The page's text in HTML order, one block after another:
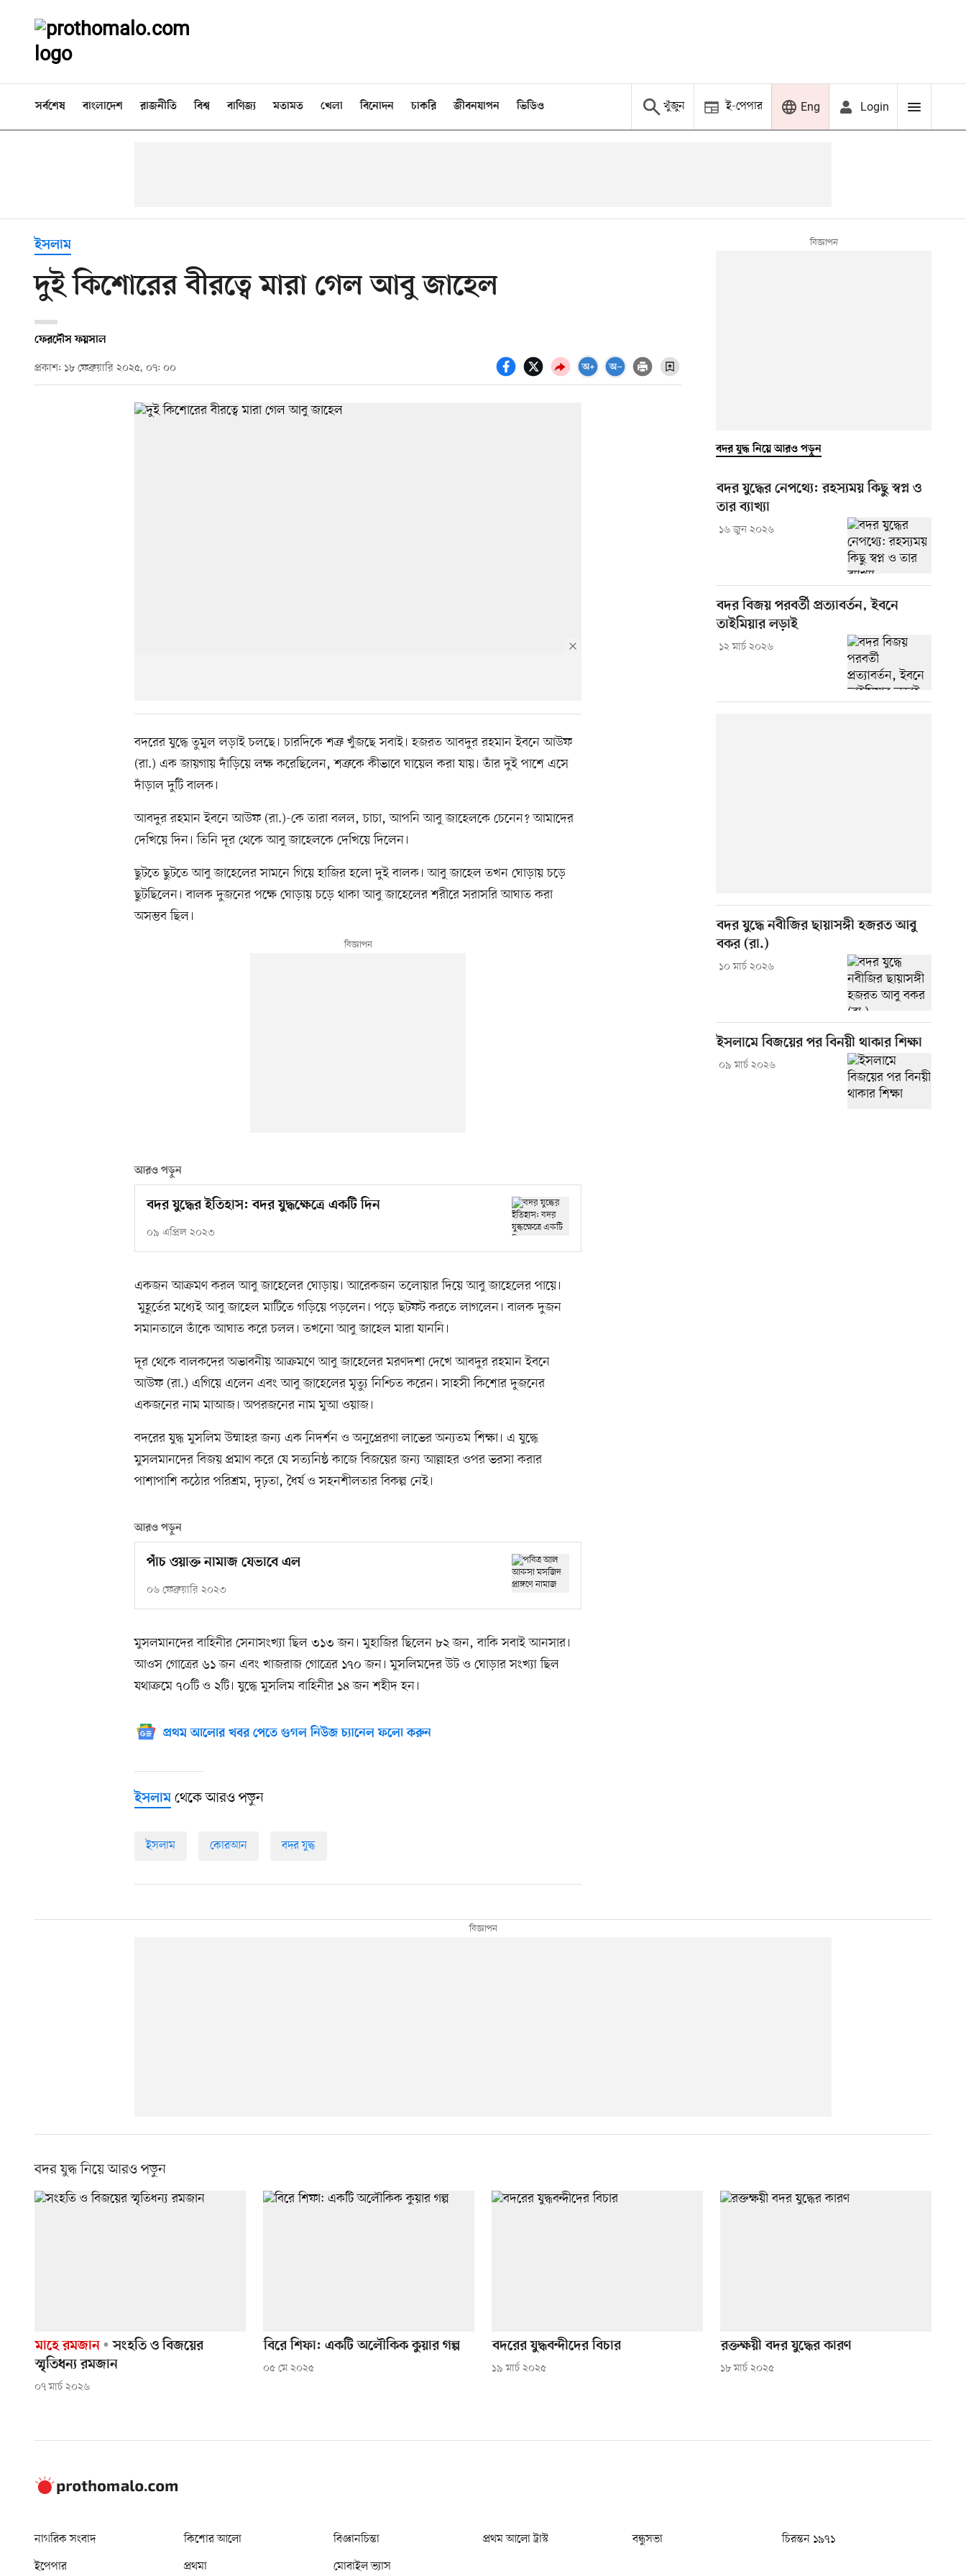
সর্বশেষ বাংলাদেশ রাজনীতি বিশ্ব বাণিজ্য মতামত খেলা বিনোদন চাকরি জীবনযাপন ভিডিও খুঁজুন ই-পেপার Eng Login
ইসলাম
দুই কিশোরের বীরত্বে মারা গেল আবু জাহেল
ফেরদৌস ফয়সাল
প্রকাশ: ১৮ ফেব্রুয়ারি ২০২৫, ০৭: ০০
বদরের যুদ্ধে তুমুল লড়াই চলছে। চারদিকে শত্রু খুঁজছে সবাই। হজরত আবদুর রহমান ইবনে আউফ
(রা.) এক জায়গায় দাঁড়িয়ে লক্ষ করেছিলেন, শত্রুকে কীভাবে ঘায়েল করা যায়। তাঁর দুই পাশে এসে
দাঁড়াল দুটি বালক।
আবদুর রহমান ইবনে আউফ (রা.)-কে তারা বলল, চাচা, আপনি আবু জাহেলকে চেনেন? আমাদের
দেখিয়ে দিন। তিনি দূর থেকে আবু জাহেলকে দেখিয়ে দিলেন।
ছুটতে ছুটতে আবু জাহেলের সামনে গিয়ে হাজির হলো দুই বালক। আবু জাহেল তখন ঘোড়ায় চড়ে
ছুটছিলেন। বালক দুজনের পক্ষে ঘোড়ায় চড়ে থাকা আবু জাহেলের শরীরে সরাসরি আঘাত করা
অসম্ভব ছিল।
আরও পড়ুন
বদর যুদ্ধের ইতিহাস: বদর যুদ্ধক্ষেত্রে একটি দিন
০৯ এপ্রিল ২০২৩
একজন আক্রমণ করল আবু জাহেলের ঘোড়ায়। আরেকজন তলোয়ার দিয়ে আবু জাহেলের পায়ে।
মুহূর্তের মধ্যেই আবু জাহেল মাটিতে গড়িয়ে পড়লেন। পড়ে ছটফট করতে লাগলেন। বালক দুজন
সমানতালে তাঁকে আঘাত করে চলল। তখনো আবু জাহেল মারা যাননি।
দূর থেকে বালকদের অভাবনীয় আক্রমণে আবু জাহেলের মরণদশা দেখে আবদুর রহমান ইবনে
আউফ (রা.) এগিয়ে এলেন এবং আবু জাহেলের মৃত্যু নিশ্চিত করেন। সাহসী কিশোর দুজনের
একজনের নাম মাআজ। অপরজনের নাম মুআ ওয়াজ।
বদরের যুদ্ধ মুসলিম উম্মাহর জন্য এক নিদর্শন ও অনুপ্রেরণা লাভের অন্যতম শিক্ষা। এ যুদ্ধে
মুসলমানদের বিজয় প্রমাণ করে যে সত্যনিষ্ঠ কাজে বিজয়ের জন্য আল্লাহর ওপর ভরসা করার
পাশাপাশি কঠোর পরিশ্রম, দৃঢ়তা, ধৈর্য ও সহনশীলতার বিকল্প নেই।
আরও পড়ুন
পাঁচ ওয়াক্ত নামাজ যেভাবে এল
০৬ ফেব্রুয়ারি ২০২৩
মুসলমানদের বাহিনীর সেনাসংখ্যা ছিল ৩১৩ জন। মুহাজির ছিলেন ৮২ জন, বাকি সবাই আনসার।
আওস গোত্রের ৬১ জন এবং খাজরাজ গোত্রের ১৭০ জন। মুসলিমদের উট ও ঘোড়ার সংখ্যা ছিল
যথাক্রমে ৭০টি ও ২টি। যুদ্ধে মুসলিম বাহিনীর ১৪ জন শহীদ হন।
প্রথম আলোর খবর পেতে গুগল নিউজ চ্যানেল ফলো করুন
ইসলাম থেকে আরও পড়ুন
ইসলাম কোরআন বদর যুদ্ধ
বদর যুদ্ধ নিয়ে আরও পড়ুন
বদর যুদ্ধের নেপথ্যে: রহস্যময় কিছু স্বপ্ন ও
তার ব্যাখ্যা
১৬ জুন ২০২৬
বদর বিজয় পরবর্তী প্রত্যাবর্তন, ইবনে
তাইমিয়ার লড়াই
১২ মার্চ ২০২৬
বদর যুদ্ধে নবীজির ছায়াসঙ্গী হজরত আবু
বকর (রা.)
১০ মার্চ ২০২৬
ইসলামে বিজয়ের পর বিনয়ী থাকার শিক্ষা
০৯ মার্চ ২০২৬
বদর যুদ্ধ নিয়ে আরও পড়ুন
মাহে রমজান
সংহতি ও বিজয়ের
স্মৃতিধন্য রমজান
০৭ মার্চ ২০২৬
বিরে শিফা: একটি অলৌকিক কুয়ার গল্প
০৫ মে ২০২৫
বদরের যুদ্ধবন্দীদের বিচার
১৯ মার্চ ২০২৫
রক্তক্ষয়ী বদর যুদ্ধের কারণ
১৮ মার্চ ২০২৫
নাগরিক সংবাদ কিশোর আলো বিজ্ঞানচিন্তা প্রথম আলো ট্রাস্ট বন্ধুসভা
চিরন্তন ১৯৭১
ইপেপার
প্রথমা মোবাইল ভ্যাস